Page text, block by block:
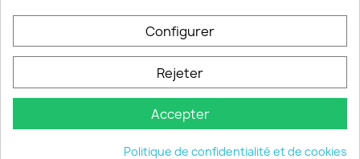
Configurer
Rejeter
Accepter
Politique de confidentialité et de cookies